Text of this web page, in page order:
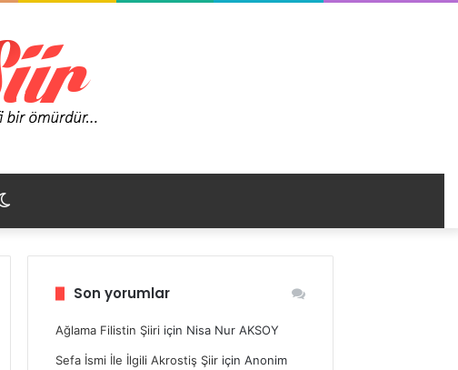
görünümü
Son yorumlar
Ağlama Filistin Şiiri için Nisa Nur AKSOY
Sefa İsmi İle İlgili Akrostiş Şiir içinAnonim